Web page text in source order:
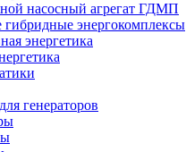
насосный агрегат ГДМП
энергокомплексы
энергетика
генераторов